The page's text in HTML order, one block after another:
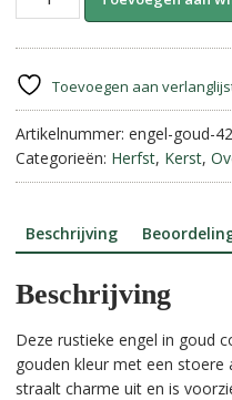
42
cm.
aantal
Toevoegen aan
Artikelnummer: engel-goud-
Categorieën: Herfst, Kerst,
Beschrijving
Beschrijving
Deze rustieke engel in goud
gouden kleur met een stoere
straalt charme uit en is